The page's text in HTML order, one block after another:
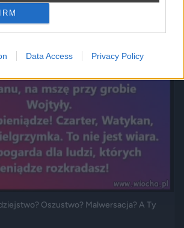
Data Access Privacy Policy
Inne
Oszustwo? Malwersacja? A Ty